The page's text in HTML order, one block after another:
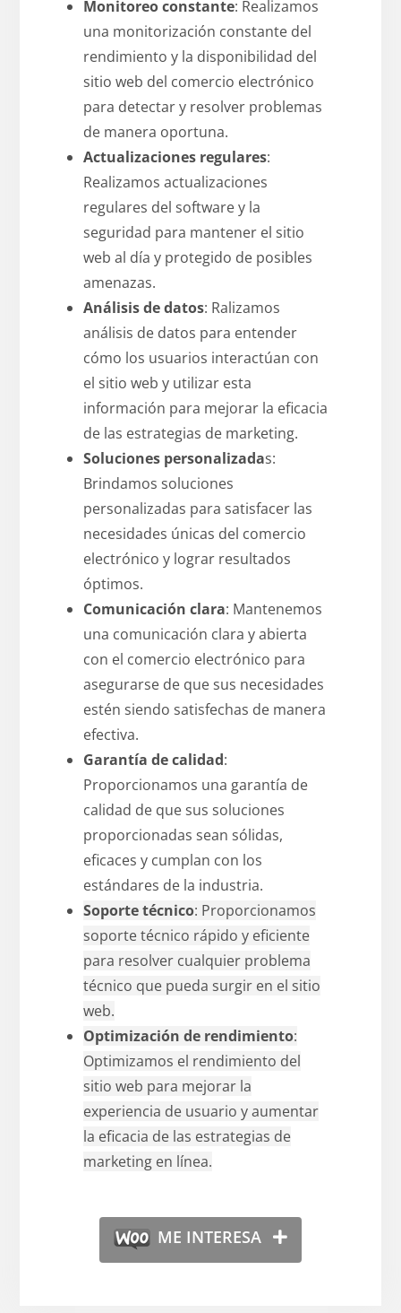
Monitoreo constante: Realizamos
una monitorización constante del
rendimiento y la disponibilidad del
sitio web del comercio electrónico
para detectar y resolver problemas
de manera oportuna.
Actualizaciones regulares:
Realizamos actualizaciones
regulares del software y la
seguridad para mantener el sitio
web al día y protegido de posibles
amenazas.
Análisis de datos: Ralizamos
análisis de datos para entender
cómo los usuarios interactúan con
el sitio web y utilizar esta
información para mejorar la eficacia
de las estrategias de marketing.
Soluciones personalizadas:
Brindamos soluciones
personalizadas para satisfacer las
necesidades únicas del comercio
electrónico y lograr resultados
óptimos.
Comunicación clara: Mantenemos
una comunicación clara y abierta
con el comercio electrónico para
asegurarse de que sus necesidades
estén siendo satisfechas de manera
efectiva.
Garantía de calidad:
Proporcionamos una garantía de
calidad de que sus soluciones
proporcionadas sean sólidas,
eficaces y cumplan con los
estándares de la industria.
Soporte técnico: Proporcionamos
soporte técnico rápido y eficiente
para resolver cualquier problema
técnico que pueda surgir en el sitio
web.
Optimización de rendimiento:
Optimizamos el rendimiento del
sitio web para mejorar la
experiencia de usuario y aumentar
la eficacia de las estrategias de
marketing en línea.
ME INTERESA